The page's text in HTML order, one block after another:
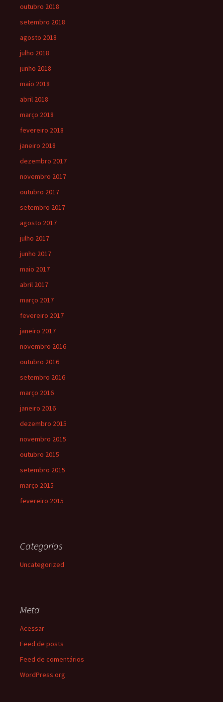
outubro 2018
setembro 2018
agosto 2018
julho 2018
junho 2018
maio 2018
abril 2018
março 2018
fevereiro 2018
janeiro 2018
dezembro 2017
novembro 2017
outubro 2017
setembro 2017
agosto 2017
julho 2017
junho 2017
maio 2017
abril 2017
março 2017
fevereiro 2017
janeiro 2017
novembro 2016
outubro 2016
setembro 2016
março 2016
janeiro 2016
dezembro 2015
novembro 2015
outubro 2015
setembro 2015
março 2015
fevereiro 2015
Categorias
Uncategorized
Meta
Acessar
Feed de posts
Feed de comentários
WordPress.org